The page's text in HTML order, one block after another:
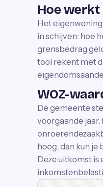
Hoe
Het
in schijven: hoe
grensbedrag
tool rekent met
WOZ-
De gemeente
voorgaande
hoog, dan kun je
Deze uitkomst is